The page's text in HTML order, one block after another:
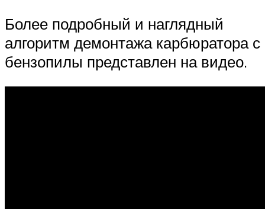
Более подробный и наглядный
алгоритм демонтажа карбюратора с
бензопилы представлен на видео.